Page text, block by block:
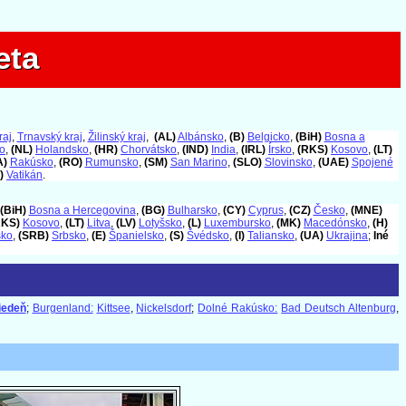
, Trnavský kraj, Žilinský kraj, (AL)Albánsko, (B) Belgicko, (BiH) Bosna a
, (NL) Holandsko, (HR) Chorvátsko, (IND) India, (IRL) Írsko, (RKS) Kosovo, (LT)
Rakúsko, (RO) Rumunsko, (SM) San Marino, (SLO) Slovinsko, (UAE) Spojené
Vatikán.
(BiH) Bosna a Hercegovina, (BG) Bulharsko, (CY) Cyprus, (CZ) Česko, (MNE)
Kosovo, (LT) Litva, (LV) Lotyšsko, (L) Luxembursko, (MK) Macedónsko, (H)
, (SRB) Srbsko, (E) Španielsko, (S) Švédsko, (I) Taliansko, (UA) Ukrajina; Iné
; Burgenland: Kittsee, Nickelsdorf; Dolné Rakúsko: Bad Deutsch Altenburg,